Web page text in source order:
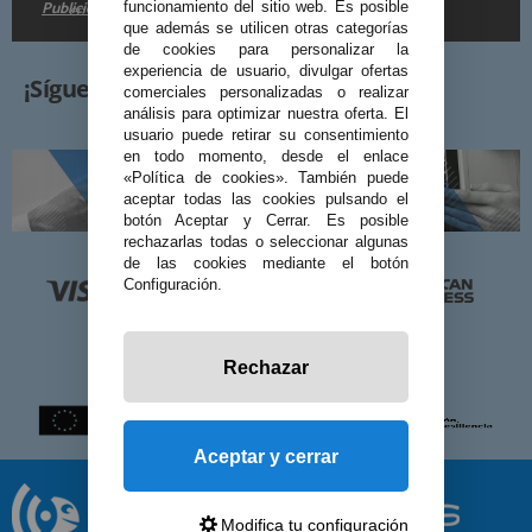
en la
Publicidad
¡Síguenos!
funcionamiento del sitio web. Es posible
que además se utilicen otras categorías
de cookies para personalizar la
experiencia de usuario, divulgar ofertas
comerciales personalizadas o realizar
análisis para optimizar nuestra oferta. El
usuario puede retirar su consentimiento
en todo momento, desde el enlace
«Política de cookies». También puede
aceptar todas las cookies pulsando el
botón Aceptar y Cerrar. Es posible
rechazarlas todas o seleccionar algunas
de las cookies mediante el botón
Configuración.
Rechazar
Aceptar y cerrar
Modifica tu configuración